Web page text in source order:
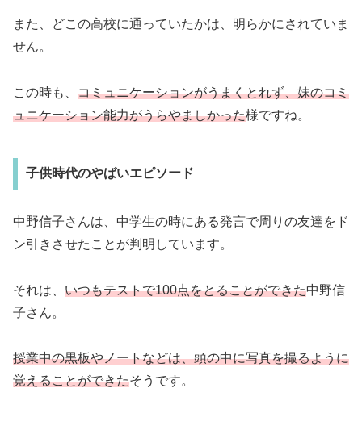
また、どこの高校に通っていたかは、明らかにされていま
せん。
この時も、 コミュニケーションがうまくとれず、妹のコミ
ュニケーション能力がうらやましかった様ですね。
子供時代のやばいエピソード
中野信子さんは、中学生の時にある発言で周りの友達をド
ン引きさせたことが判明しています。
それは、 いつもテストで100点をとることができた中野信
子さん。
授業中の黒板やノートなどは、頭の中に写真を撮るように
覚えることができたそうです。